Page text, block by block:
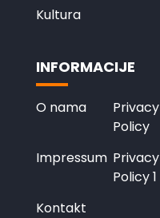
Kultura
INFORMACIJE
O nama
Privacy
Policy
Impressum Privacy
Policy 1
Kontakt